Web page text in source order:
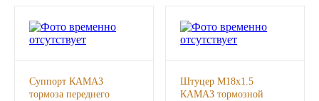
Специальные жидкости
CHEVRON
Суппорт КАМАЗ
тормоза переднего
Штуцер М18х1.5
КАМАЗ тормозной